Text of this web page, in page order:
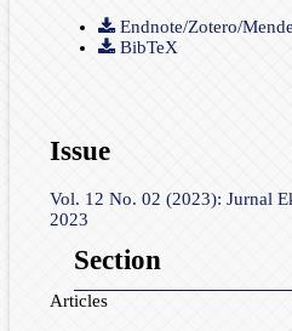
Endnote/Zotero/
BibTeX
Issue
Vol. 12 No. 02 (2023): Jurnal
2023
Section
Articles